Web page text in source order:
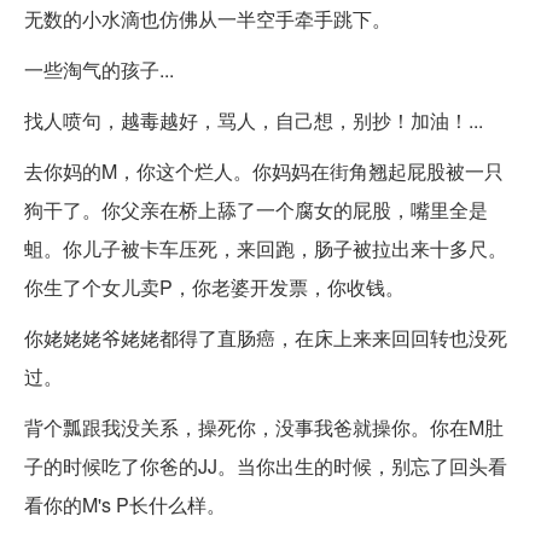
无数的小水滴也仿佛从一半空手牵手跳下。
一些淘气的孩子...
找人喷句，越毒越好，骂人，自己想，别抄！加油！...
去你妈的M，你这个烂人。你妈妈在街角翘起屁股被一只
狗干了。你父亲在桥上舔了一个腐女的屁股，嘴里全是
蛆。你儿子被卡车压死，来回跑，肠子被拉出来十多尺。
你生了个女儿卖P，你老婆开发票，你收钱。
你姥姥姥爷姥姥都得了直肠癌，在床上来来回回转也没死
过。
背个瓢跟我没关系，操死你，没事我爸就操你。你在M肚
子的时候吃了你爸的JJ。当你出生的时候，别忘了回头看
看你的M's P长什么样。